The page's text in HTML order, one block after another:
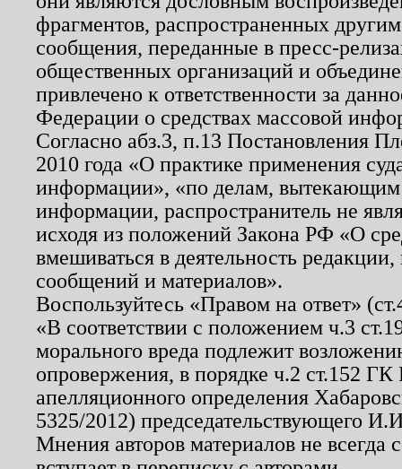
фрагментов, распространенных
сообщения, переданные в пресс-
общественных организаций и
привлечено к ответственности за
Федерации о средствах массовой
Согласно абз.3, п.13 Постановления
2010 года «О практике применения
информации», «по делам, вытекающим
информации, распространитель не
исходя из положений Закона РФ «О
вмешиваться в деятельность
сообщений и материалов».
Воспользуйтесь «Правом на ответ»
«В соответствии с положением ч.3
морального вреда подлежит
опровержения, в порядке ч.2 ст.152
апелляционного определения
5325/2012) председательствующего
Мнения авторов материалов не